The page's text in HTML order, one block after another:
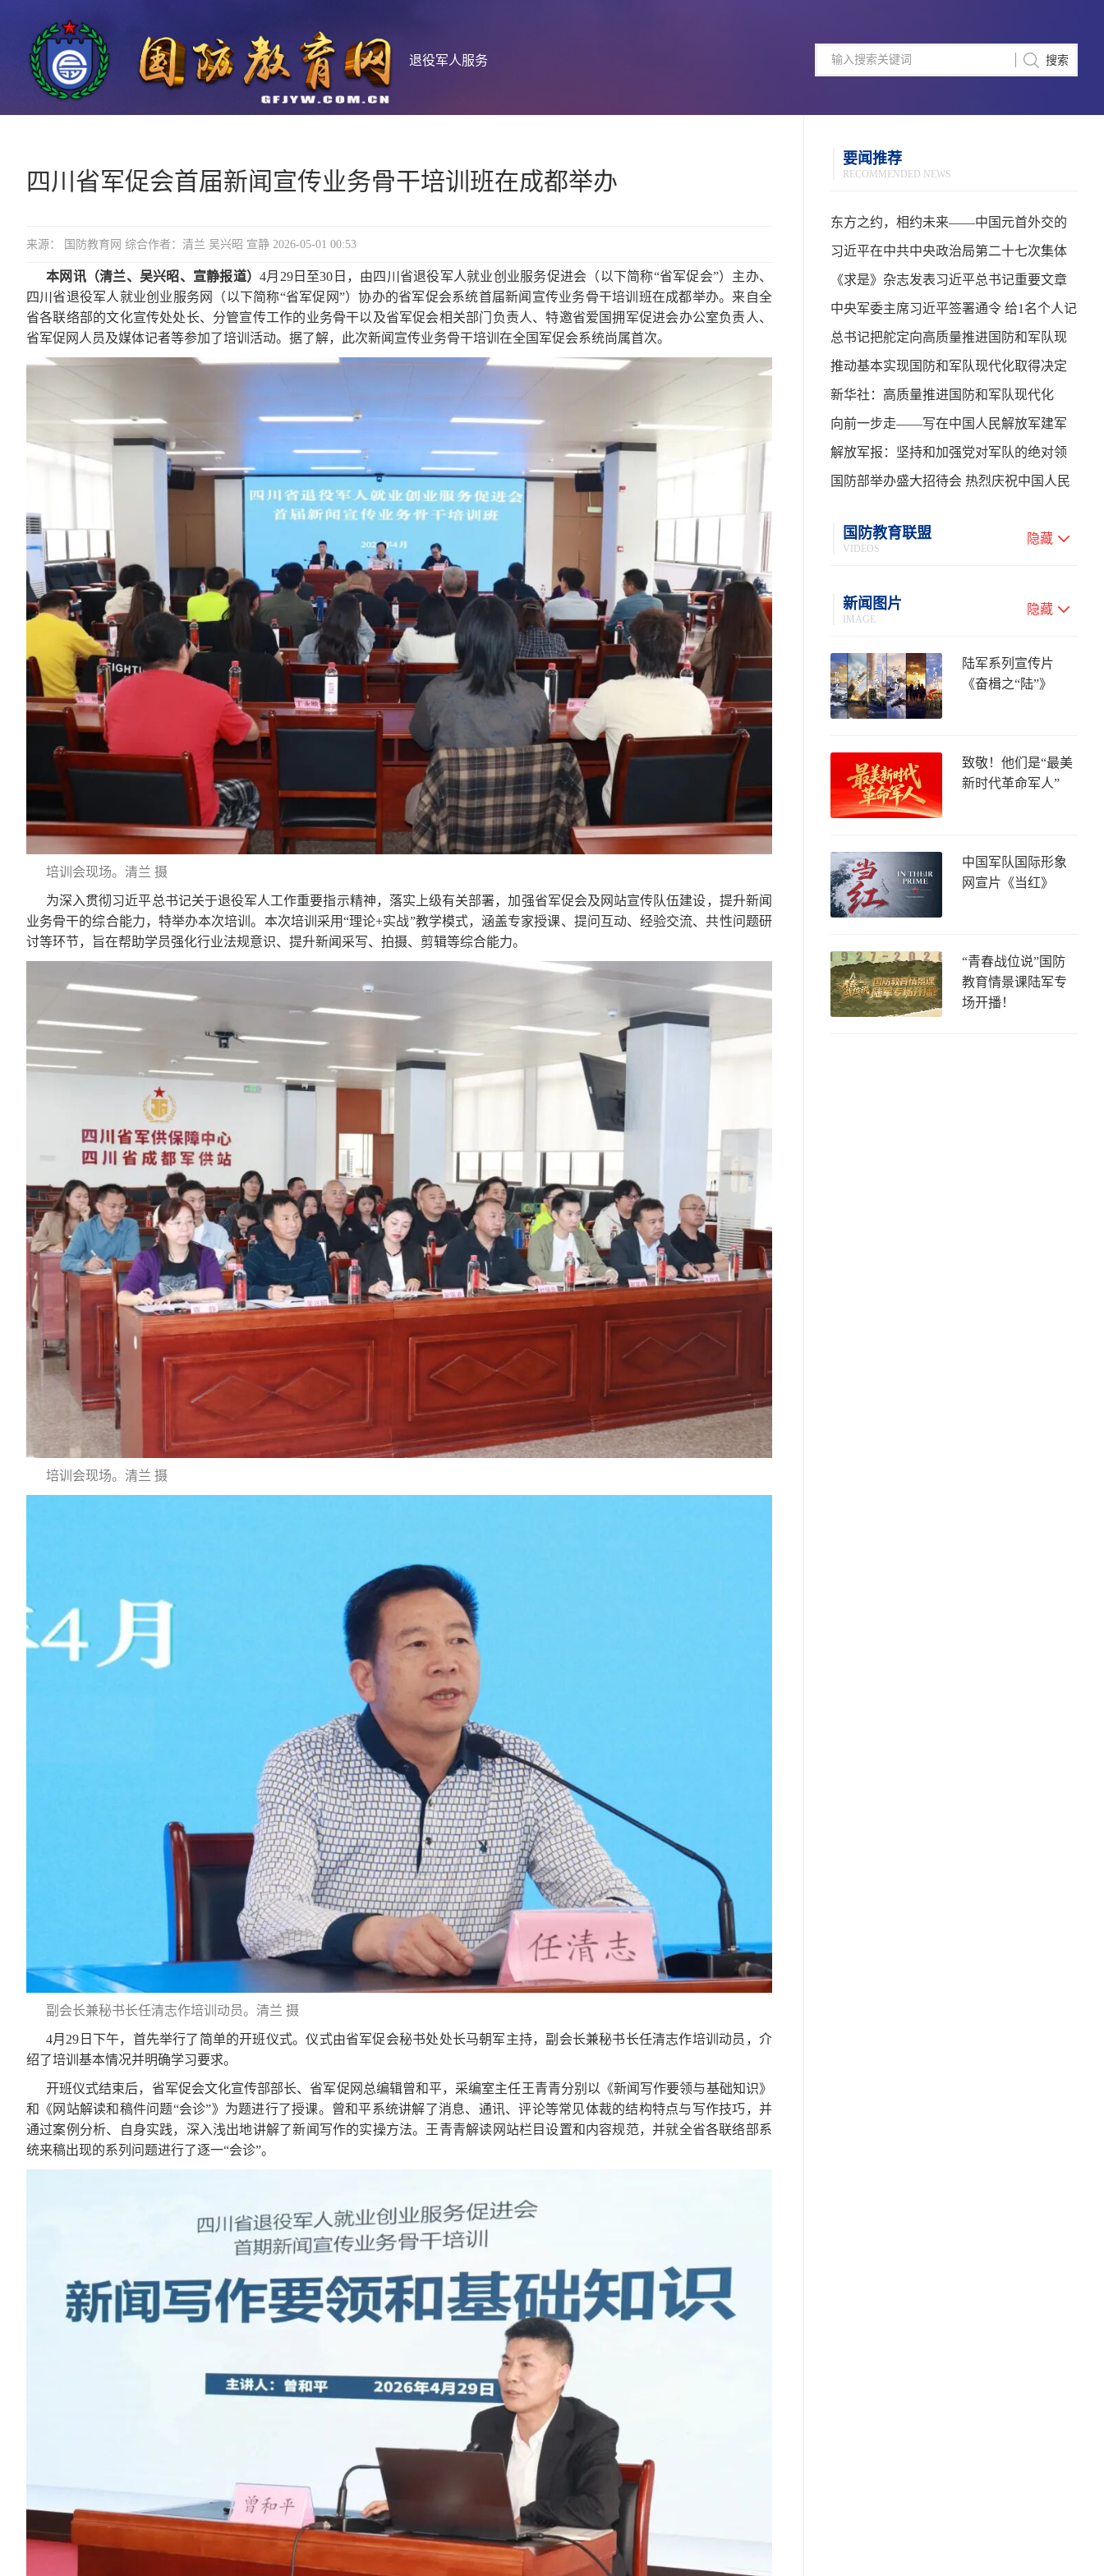
退役军人服务
四川省军促会首届新闻宣传业务骨干培训班在成都举办
来源： 国防教育网 综合作者：清兰 吴兴昭 宣静 2026-05-01 00:53
本网讯（清兰、吴兴昭、宣静报道）4月29日至30日，由四川省退役军人就业创业服务促进会（以下简称“省军促会”）主办、
四川省退役军人就业创业服务网（以下简称“省军促网”）协办的省军促会系统首届新闻宣传业务骨干培训班在成都举办。来自全
省各联络部的文化宣传处处长、分管宣传工作的业务骨干以及省军促会相关部门负责人、特邀省爱国拥军促进会办公室负责人、
省军促网人员及媒体记者等参加了培训活动。据了解，此次新闻宣传业务骨干培训在全国军促会系统尚属首次。
培训会现场。清兰 摄
为深入贯彻习近平总书记关于退役军人工作重要指示精神，落实上级有关部署，加强省军促会及网站宣传队伍建设，提升新闻
业务骨干的综合能力，特举办本次培训。本次培训采用“理论+实战”教学模式，涵盖专家授课、提问互动、经验交流、共性问题研
讨等环节，旨在帮助学员强化行业法规意识、提升新闻采写、拍摄、剪辑等综合能力。
培训会现场。清兰 摄
副会长兼秘书长任清志作培训动员。清兰 摄
4月29日下午，首先举行了简单的开班仪式。仪式由省军促会秘书处处长马朝军主持，副会长兼秘书长任清志作培训动员，介
绍了培训基本情况并明确学习要求。
开班仪式结束后，省军促会文化宣传部部长、省军促网总编辑曾和平，采编室主任王青青分别以《新闻写作要领与基础知识》
和《网站解读和稿件问题“会诊”》为题进行了授课。曾和平系统讲解了消息、通讯、评论等常见体裁的结构特点与写作技巧，并
通过案例分析、自身实践，深入浅出地讲解了新闻写作的实操方法。王青青解读网站栏目设置和内容规范，并就全省各联络部系
统来稿出现的系列问题进行了逐一“会诊”。
要闻推荐
RECOMMENDED NEWS
东方之约，相约未来——中国元首外交的
世界情怀与大国气派
习近平在中共中央政治局第二十七次集体
学习时强调 强化政治引领 深化创新发展 高
质量推进国防和军队现代化
《求是》杂志发表习近平总书记重要文章
中央军委主席习近平签署通令 给1名个人记
功
总书记把舵定向高质量推进国防和军队现
代化
推动基本实现国防和军队现代化取得决定
性进展——学习贯彻习主席在中共中央政
治局第二十七次集体学习时的重要讲话
新华社：高质量推进国防和军队现代化
向前一步走——写在中国人民解放军建军
99周年之际
解放军报：坚持和加强党对军队的绝对领
导 高质量推进国防和军队现代化
国防部举办盛大招待会 热烈庆祝中国人民
国防教育联盟
VIDEOS
隐藏
新闻图片
IMAGE
隐藏
陆军系列宣传片
《奋楫之“陆”》
致敬！他们是“最美
新时代革命军人”
中国军队国际形象
网宣片《当红》
“青春战位说”国防
教育情景课陆军专
场开播！